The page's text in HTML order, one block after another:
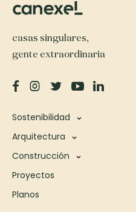
casas singulares,
gente extraordinaria
Sostenibilidad
Arquitectura
Construcción
Proyectos
Planos